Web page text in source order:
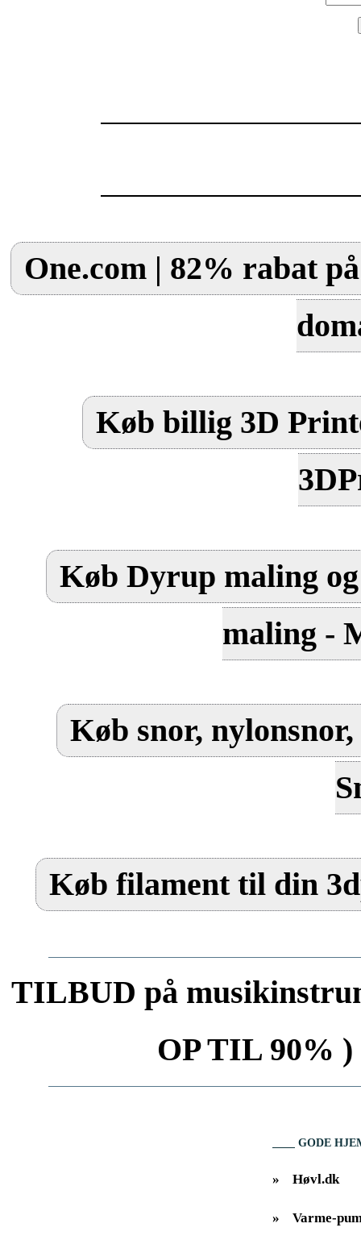
One.com | 82% rabat
Køb billig 3D
Køb Dyrup maling
maling -
Køb snor,
Køb filament til din
TILBUD på
OP TIL 90%
GODE
» Høvl.dk
» Varme-